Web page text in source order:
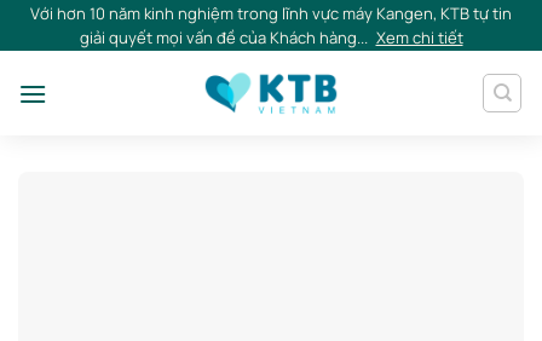
SkipVới hơn 10 năm kinh nghiệm trong lĩnh vực máy Kangen, KTB tự tin
giải quyết mọi vấn đề của Khách hàng... Xem chi tiết